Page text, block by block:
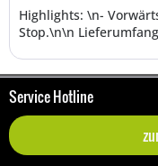
Highlights: \n-
Stop.\n\n
Service Hotline